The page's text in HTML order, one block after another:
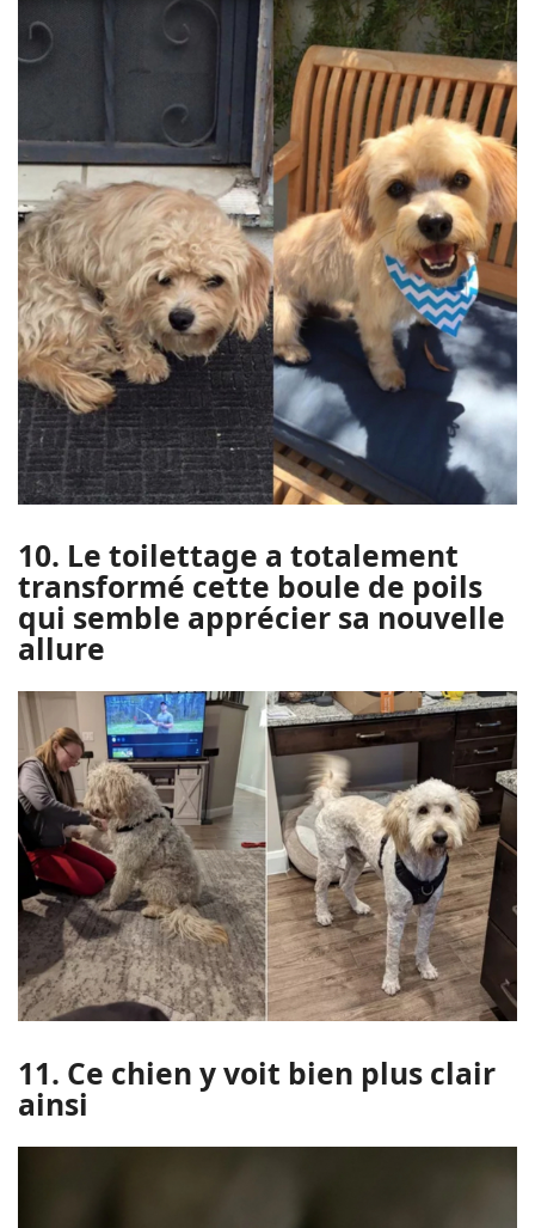
10. Le toilettage a totalement
transformé cette boule de poils
qui semble apprécier sa nouvelle
allure
11. Ce chien y voit bien plus clair
ainsi